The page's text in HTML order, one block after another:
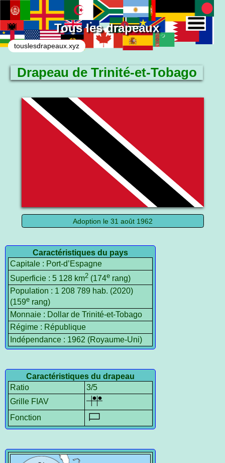
Tous les drapeaux
touslesdrapeaux.xyz
Drapeau de Trinité-et-Tobago
Le drapeau national
Adoption le 31 août 1962
Caractéristiques du pays
Capitale : Port-d’Espagne
Superficie : 5 128 km2 (174e rang)
Population : 1 208 789 hab. (2020)
(159e rang)
Monnaie : Dollar de Trinité-et-Tobago
Régime : République
Indépendance : 1962 (Royaume-Uni)
Caractéristiques du drapeau
Ratio
3/5
Grille FIAV
Fonction